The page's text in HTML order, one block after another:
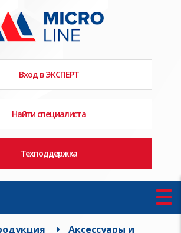
Вход в ЭКСПЕРТ
Найти специалиста
Техподдержка
Аксессуары и